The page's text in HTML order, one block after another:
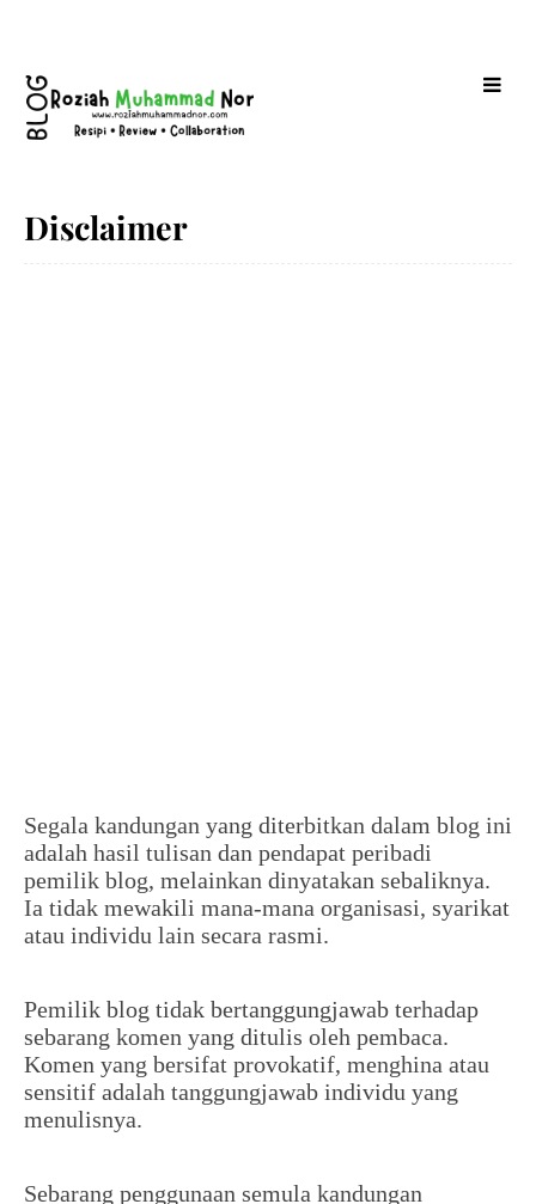
Disclaimer
Segala kandungan yang diterbitkan dalam blog ini
adalah hasil tulisan dan pendapat peribadi
pemilik blog, melainkan dinyatakan sebaliknya.
Ia tidak mewakili mana-mana organisasi, syarikat
atau individu lain secara rasmi.
Pemilik blog tidak bertanggungjawab terhadap
sebarang komen yang ditulis oleh pembaca.
Komen yang bersifat provokatif, menghina atau
sensitif adalah tanggungjawab individu yang
menulisnya.
Sebarang penggunaan semula kandungan